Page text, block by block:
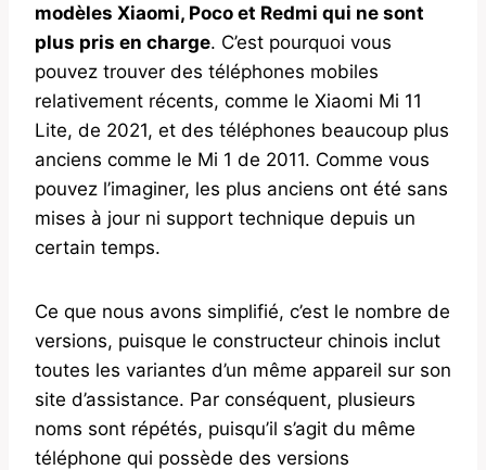
modèles Xiaomi, Poco et Redmi qui ne sont
plus pris en charge. C’est pourquoi vous
pouvez trouver des téléphones mobiles
relativement récents, comme le Xiaomi Mi 11
Lite, de 2021, et des téléphones beaucoup plus
anciens comme le Mi 1 de 2011. Comme vous
pouvez l’imaginer, les plus anciens ont été sans
mises à jour ni support technique depuis un
certain temps.
Ce que nous avons simplifié, c’est le nombre de
versions, puisque le constructeur chinois inclut
toutes les variantes d’un même appareil sur son
site d’assistance. Par conséquent, plusieurs
noms sont répétés, puisqu’il s’agit du même
téléphone qui possède des versions